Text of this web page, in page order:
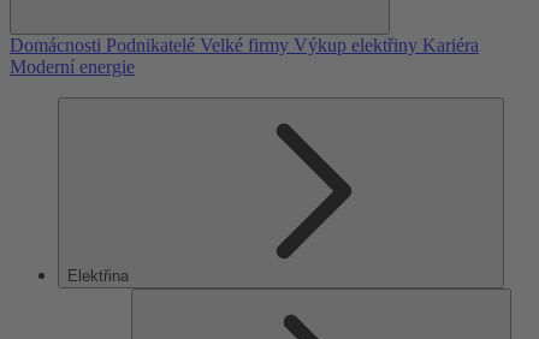
Domácnosti Podnikatelé Velké firmy Výkup elektřiny Kariéra
Moderní energie
Elektřina